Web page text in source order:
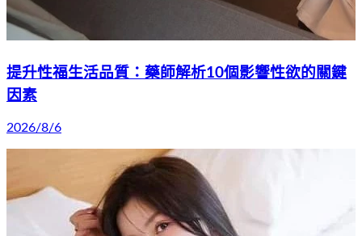
提升性福生活品質：藥師解析10個影響性欲的關鍵
因素
2026/8/6